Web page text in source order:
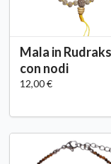
Mala in
con nodi
12,00 €